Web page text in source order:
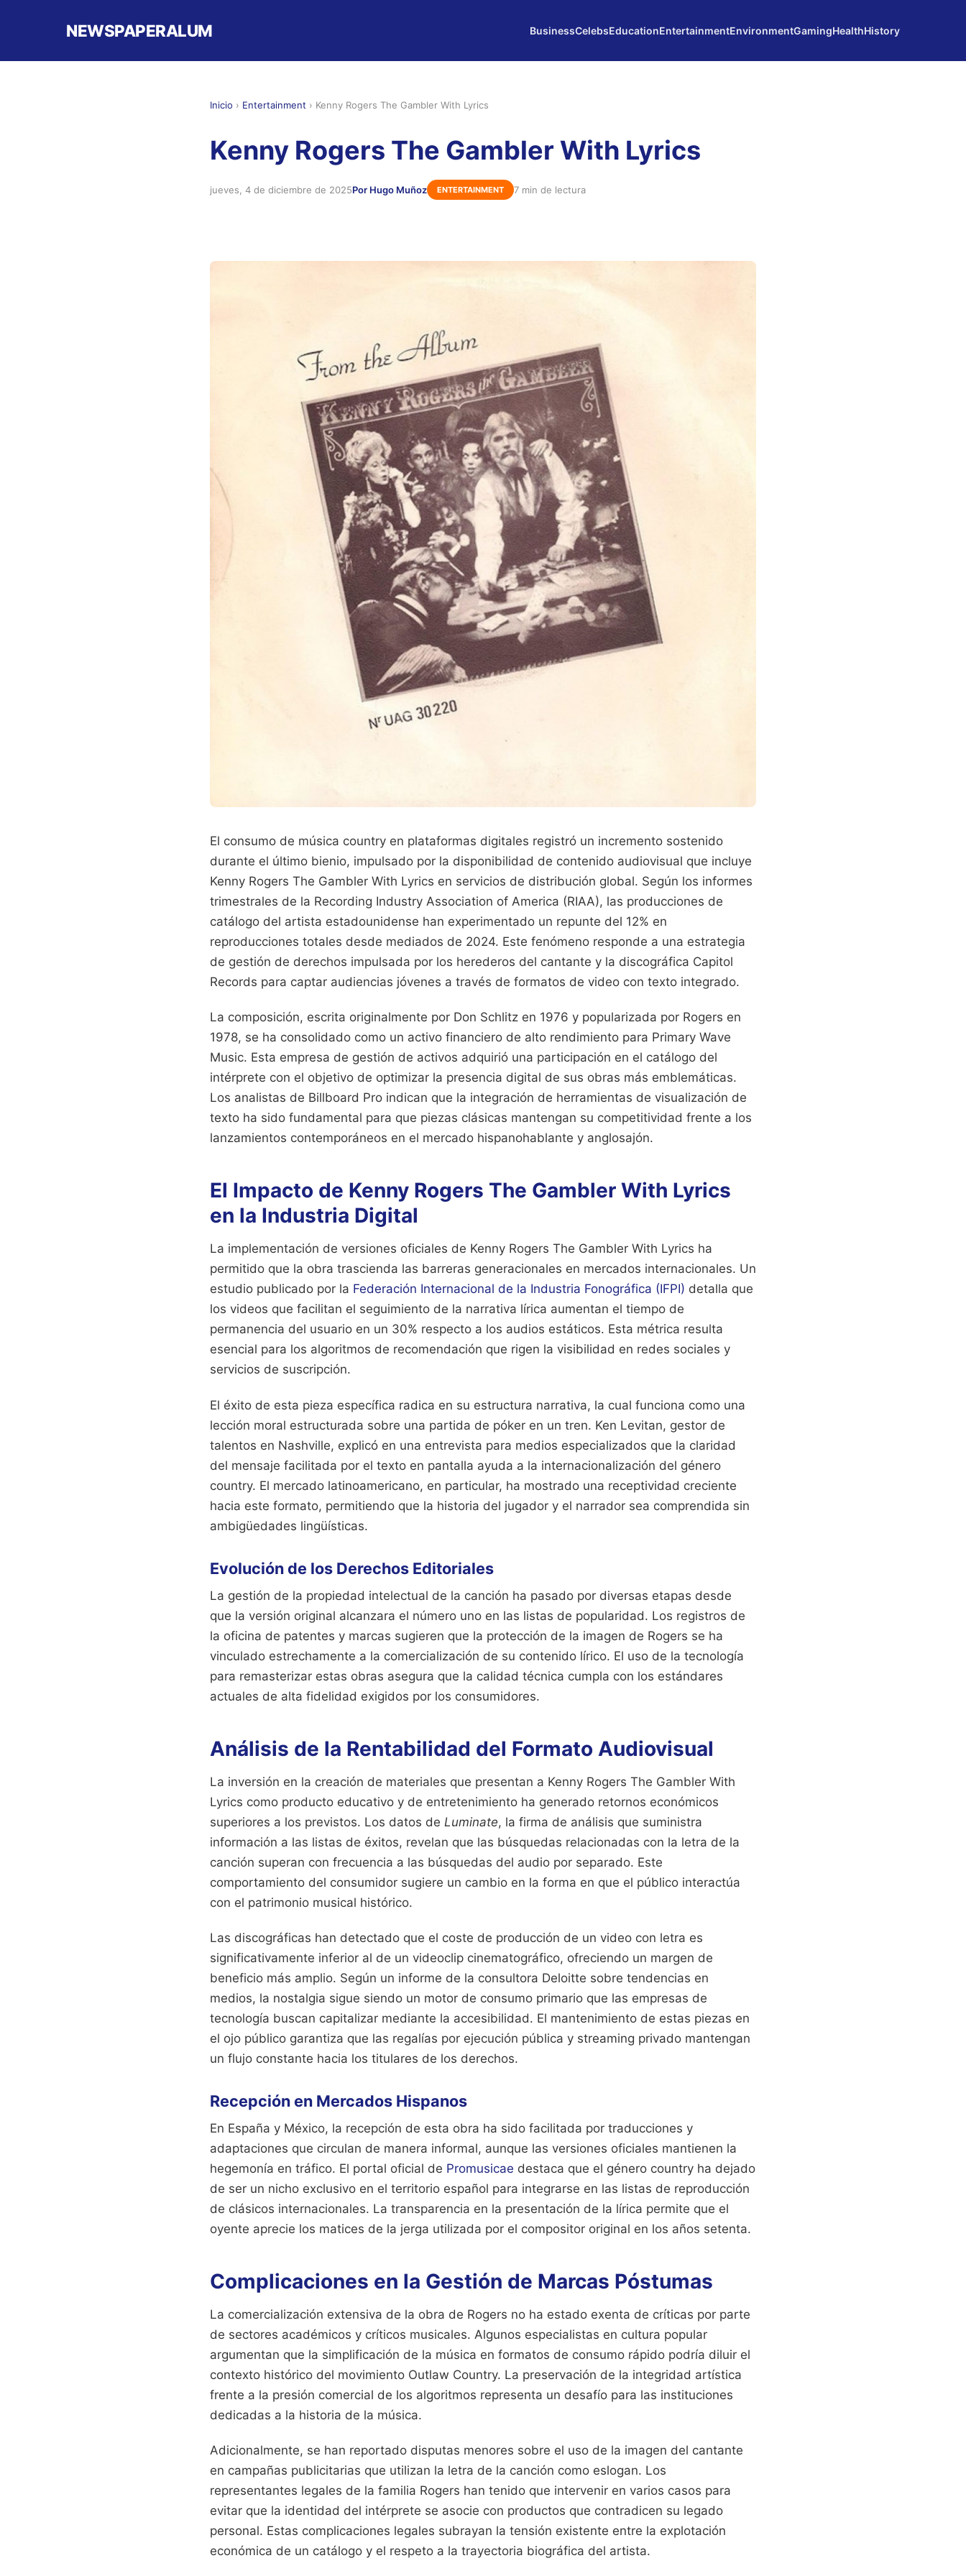
NEWSPAPERALUM BusinessCelebsEducationEntertainmentEnvironmentGamingHealthHistory
Inicio › Entertainment › Kenny Rogers The Gambler With Lyrics
Kenny Rogers The Gambler With Lyrics
jueves, 4 de diciembre de 2025Por Hugo Muñoz ENTERTAINMENT 7 min de lectura
El consumo de música country en plataformas digitales registró un incremento sostenido
durante el último bienio, impulsado por la disponibilidad de contenido audiovisual que incluye
Kenny Rogers The Gambler With Lyrics en servicios de distribución global. Según los informes
trimestrales de la Recording Industry Association of America (RIAA), las producciones de
catálogo del artista estadounidense han experimentado un repunte del 12% en
reproducciones totales desde mediados de 2024. Este fenómeno responde a una estrategia
de gestión de derechos impulsada por los herederos del cantante y la discográfica Capitol
Records para captar audiencias jóvenes a través de formatos de video con texto integrado.
La composición, escrita originalmente por Don Schlitz en 1976 y popularizada por Rogers en
1978, se ha consolidado como un activo financiero de alto rendimiento para Primary Wave
Music. Esta empresa de gestión de activos adquirió una participación en el catálogo del
intérprete con el objetivo de optimizar la presencia digital de sus obras más emblemáticas.
Los analistas de Billboard Pro indican que la integración de herramientas de visualización de
texto ha sido fundamental para que piezas clásicas mantengan su competitividad frente a los
lanzamientos contemporáneos en el mercado hispanohablante y anglosajón.
El Impacto de Kenny Rogers The Gambler With Lyrics
en la Industria Digital
La implementación de versiones oficiales de Kenny Rogers The Gambler With Lyrics ha
permitido que la obra trascienda las barreras generacionales en mercados internacionales. Un
estudio publicado por la Federación Internacional de la Industria Fonográfica (IFPI) detalla que
los videos que facilitan el seguimiento de la narrativa lírica aumentan el tiempo de
permanencia del usuario en un 30% respecto a los audios estáticos. Esta métrica resulta
esencial para los algoritmos de recomendación que rigen la visibilidad en redes sociales y
servicios de suscripción.
El éxito de esta pieza específica radica en su estructura narrativa, la cual funciona como una
lección moral estructurada sobre una partida de póker en un tren. Ken Levitan, gestor de
talentos en Nashville, explicó en una entrevista para medios especializados que la claridad
del mensaje facilitada por el texto en pantalla ayuda a la internacionalización del género
country. El mercado latinoamericano, en particular, ha mostrado una receptividad creciente
hacia este formato, permitiendo que la historia del jugador y el narrador sea comprendida sin
ambigüedades lingüísticas.
Evolución de los Derechos Editoriales
La gestión de la propiedad intelectual de la canción ha pasado por diversas etapas desde
que la versión original alcanzara el número uno en las listas de popularidad. Los registros de
la oficina de patentes y marcas sugieren que la protección de la imagen de Rogers se ha
vinculado estrechamente a la comercialización de su contenido lírico. El uso de la tecnología
para remasterizar estas obras asegura que la calidad técnica cumpla con los estándares
actuales de alta fidelidad exigidos por los consumidores.
Análisis de la Rentabilidad del Formato Audiovisual
La inversión en la creación de materiales que presentan a Kenny Rogers The Gambler With
Lyrics como producto educativo y de entretenimiento ha generado retornos económicos
superiores a los previstos. Los datos de Luminate, la firma de análisis que suministra
información a las listas de éxitos, revelan que las búsquedas relacionadas con la letra de la
canción superan con frecuencia a las búsquedas del audio por separado. Este
comportamiento del consumidor sugiere un cambio en la forma en que el público interactúa
con el patrimonio musical histórico.
Las discográficas han detectado que el coste de producción de un video con letra es
significativamente inferior al de un videoclip cinematográfico, ofreciendo un margen de
beneficio más amplio. Según un informe de la consultora Deloitte sobre tendencias en
medios, la nostalgia sigue siendo un motor de consumo primario que las empresas de
tecnología buscan capitalizar mediante la accesibilidad. El mantenimiento de estas piezas en
el ojo público garantiza que las regalías por ejecución pública y streaming privado mantengan
un flujo constante hacia los titulares de los derechos.
Recepción en Mercados Hispanos
En España y México, la recepción de esta obra ha sido facilitada por traducciones y
adaptaciones que circulan de manera informal, aunque las versiones oficiales mantienen la
hegemonía en tráfico. El portal oficial de Promusicae destaca que el género country ha dejado
de ser un nicho exclusivo en el territorio español para integrarse en las listas de reproducción
de clásicos internacionales. La transparencia en la presentación de la lírica permite que el
oyente aprecie los matices de la jerga utilizada por el compositor original en los años setenta.
Complicaciones en la Gestión de Marcas Póstumas
La comercialización extensiva de la obra de Rogers no ha estado exenta de críticas por parte
de sectores académicos y críticos musicales. Algunos especialistas en cultura popular
argumentan que la simplificación de la música en formatos de consumo rápido podría diluir el
contexto histórico del movimiento Outlaw Country. La preservación de la integridad artística
frente a la presión comercial de los algoritmos representa un desafío para las instituciones
dedicadas a la historia de la música.
Adicionalmente, se han reportado disputas menores sobre el uso de la imagen del cantante
en campañas publicitarias que utilizan la letra de la canción como eslogan. Los
representantes legales de la familia Rogers han tenido que intervenir en varios casos para
evitar que la identidad del intérprete se asocie con productos que contradicen su legado
personal. Estas complicaciones legales subrayan la tensión existente entre la explotación
económica de un catálogo y el respeto a la trayectoria biográfica del artista.